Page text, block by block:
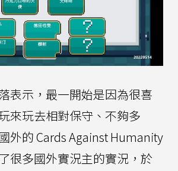
表示，最一開始是因為很喜
來玩去相對保守、不夠多
外的 Cards Against Humanity
很多國外實況主的實況，於